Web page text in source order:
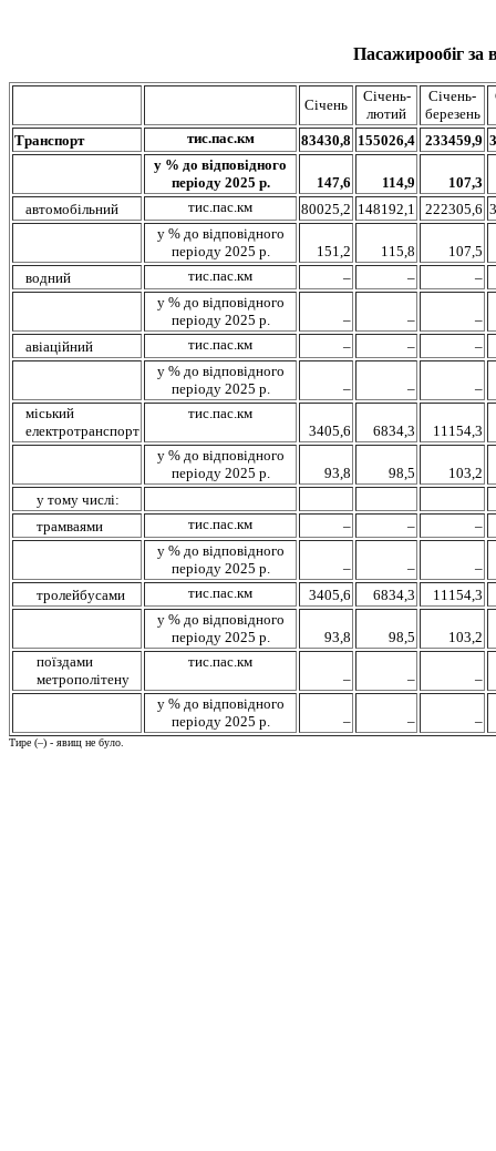
Пасажирообіг за
Січень
Січень-
лютий
Січень-
березень
Транспорт
тис.пас.км 83430,8 155026,4 233459,9
у % до відповідного
періоду 2025 р.
147,6 114,9
107,3
автомобільний
тис.пас.км 80025,2 148192,1 222305,6
у % до відповідного
періоду 2025 р.
151,2 115,8
107,5
водний
тис.пас.км – –
–
у % до відповідного
періоду 2025 р.
– –
–
авіаційний
тис.пас.км – –
–
у % до відповідного
періоду 2025 р.
– –
–
міський
електротранспорт
тис.пас.км
3405,6
6834,3
11154,3
у % до відповідного
періоду 2025 р.
93,8 98,5
103,2
у тому числі:
трамваями
тис.пас.км – –
–
у % до відповідного
періоду 2025 р.
– –
–
тролейбусами
тис.пас.км 3405,6 6834,3
11154,3
у % до відповідного
періоду 2025 р.
93,8 98,5
103,2
поїздами
метрополітену
тис.пас.км
–
–
–
у % до відповідного
періоду 2025 р.
– – –
Тире (–) - явищ не було.